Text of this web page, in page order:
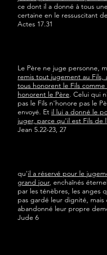
ce dont il a donné à tous
certaine en le ressuscitant
Actes 17.31
Le Père ne juge personne,
remis tout jugement au Fils,
tous honorent le Fils comme
honorent le Père. Celui qui
pas le Fils n'honore pas le
envoyé. Et il lui a donné le
juger, parce qu'il est Fils de
Jean 5.22-23, 27
qu'il a réservé pour le
grand jour, enchaînés
par les ténèbres, les anges
pas gardé leur dignité, mais
abandonné leur propre
Jude 6